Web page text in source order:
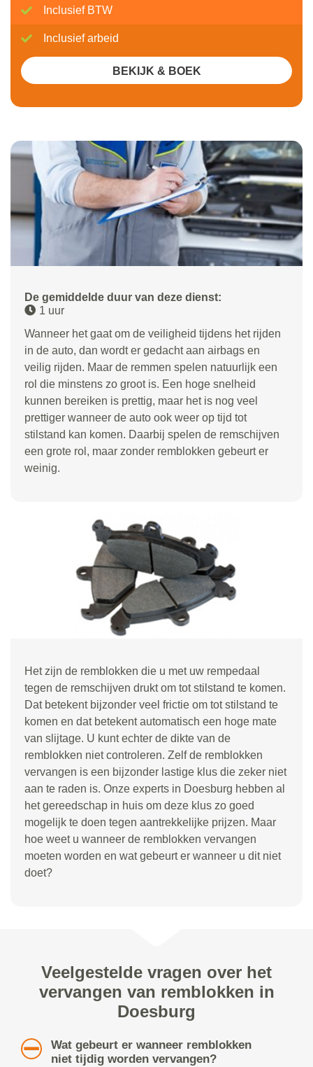
De gemiddelde duur van deze dienst:
1 uur
Wanneer het gaat om de veiligheid tijdens het rijden
in de auto, dan wordt er gedacht aan airbags en
veilig rijden. Maar de remmen spelen natuurlijk een
rol die minstens zo groot is. Een hoge snelheid
kunnen bereiken is prettig, maar het is nog veel
prettiger wanneer de auto ook weer op tijd tot
stilstand kan komen. Daarbij spelen de remschijven
een grote rol, maar zonder remblokken gebeurt er
weinig.
Inclusief BTW
Inclusief arbeid
BEKIJK & BOEK
Het zijn de remblokken die u met uw rempedaal
tegen de remschijven drukt om tot stilstand te komen.
Dat betekent bijzonder veel frictie om tot stilstand te
komen en dat betekent automatisch een hoge mate
van slijtage. U kunt echter de dikte van de
remblokken niet controleren. Zelf de remblokken
vervangen is een bijzonder lastige klus die zeker niet
aan te raden is. Onze experts in Doesburg hebben al
het gereedschap in huis om deze klus zo goed
mogelijk te doen tegen aantrekkelijke prijzen. Maar
hoe weet u wanneer de remblokken vervangen
moeten worden en wat gebeurt er wanneer u dit niet
doet?
Veelgestelde vragen over het
vervangen van remblokken in
Doesburg
Wat gebeurt er wanneer remblokken
niet tijdig worden vervangen?